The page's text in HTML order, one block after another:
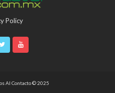
Policy
Al Contacto © 2025